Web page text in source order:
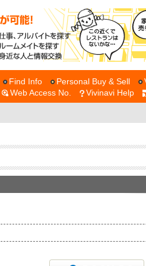
Find Info Personal Buy & Sell
Web Access No. Vivinavi Help